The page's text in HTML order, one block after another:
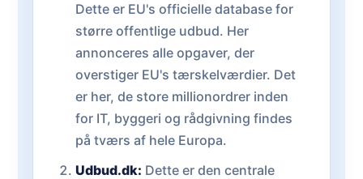
Dette er EU's officielle database for
større offentlige udbud. Her
annonceres alle opgaver, der
overstiger EU's tærskelværdier. Det
er her, de store millionordrer inden
for IT, byggeri og rådgivning findes
på tværs af hele Europa.
Udbud.dk: Dette er den centrale